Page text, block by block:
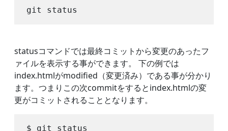
statusコマンドでは最終コミットから変更のあったフ
ァイルを表示する事ができます。 下の例では
index.htmlがmodified（変更済み）である事が分かり
ます。つまりこの次commitをするとindex.htmlの変
更がコミットされることとなります。
$ git status